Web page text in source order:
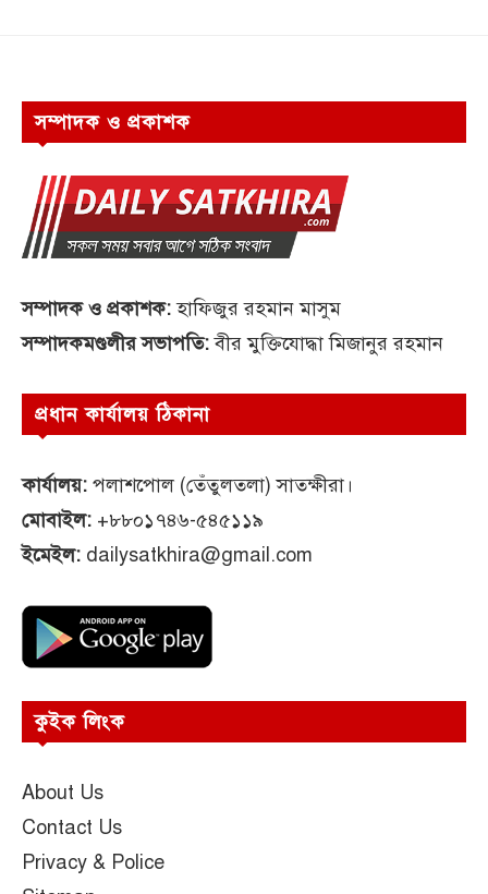
সম্পাদক ও প্রকাশক
সম্পাদক ও প্রকাশক:হাফিজুর রহমান মাসুম
সম্পাদকমণ্ডলীর সভাপতি:বীর মুক্তিযোদ্ধা মিজানুর রহমান
প্রধান কার্যালয় ঠিকানা
কার্যালয়: পলাশপোল (তেঁতুলতলা) সাতক্ষীরা।
মোবাইল: +৮৮০১৭৪৬-৫৪৫১১৯
ইমেইল: dailysatkhira@gmail.com
কুইক লিংক
About Us
Contact Us
Privacy & Police